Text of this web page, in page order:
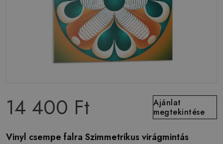
14 400 Ft
Ajánlat
megtekintése
Vinyl csempe falra Szimmetrikus virágmintás